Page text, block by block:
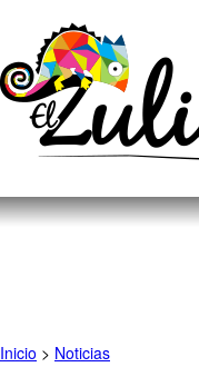
Inicio > Noticias